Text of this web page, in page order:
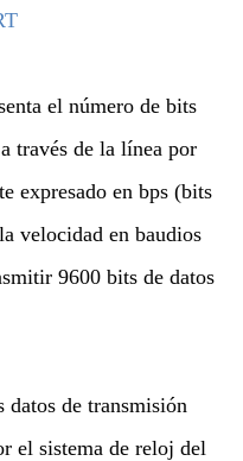
el número de bits
través de la línea por
expresado en bps (bits
velocidad en baudios
9600 bits de datos
datos de transmisión
el sistema de reloj del